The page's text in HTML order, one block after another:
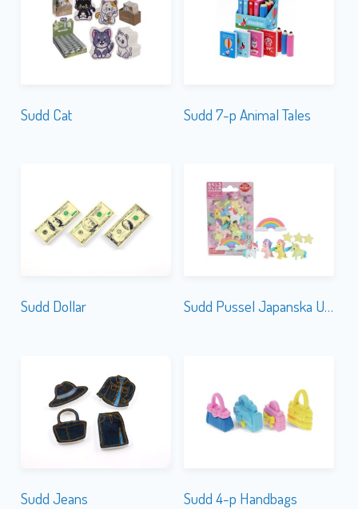
Sudd Cat Sudd 7-p Animal Tales
Sudd Dollar Sudd Pussel Japanska Unicorn & Pegasus
Sudd Jeans Sudd 4-p Handbags